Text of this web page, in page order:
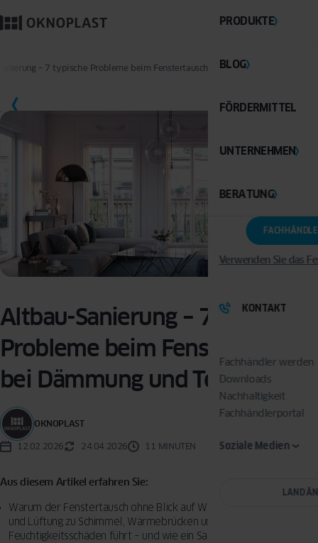
PRODUKTE
BLOG
FÖRDERMITTEL
UNTERNEHMEN
BERATUNG
Verwenden Sie das
KONTAKT
Fachhändler werden
Downloads
Nachhaltigkeit
Fachhändlerportal
Soziale Medien
LAND
– 7 typische Probleme beim Fenstertausch, bei Dämmung und Technik
SPEICHERN
Altbau-Sanierung – 7 typische
Probleme beim Fenstertausch,
bei Dämmung und Technik
OKNOPLAST
12.02.2026 24.04.2026 11 MINUTEN
Aus diesem Artikel erfahren Sie:
Warum der Fenstertausch ohne Blick auf Wanddämmung, Laibung
und Lüftung zu Schimmel, Wärmebrücken und
Feuchtigkeitsschäden führt – und wie ein Sanierungsfahrplan diese